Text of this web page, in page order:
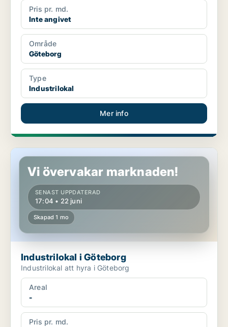
Pris pr. md.
Inte angivet
Område
Göteborg
Type
Industrilokal
Mer info
Industrilokal i Göteborg
Vi övervakar marknaden!
SENAST UPPDATERAD
17:04 • 22 juni
Skapad 1 mo
Industrilokal i Göteborg
Industrilokal att hyra i Göteborg
Areal
-
Pris pr. md.